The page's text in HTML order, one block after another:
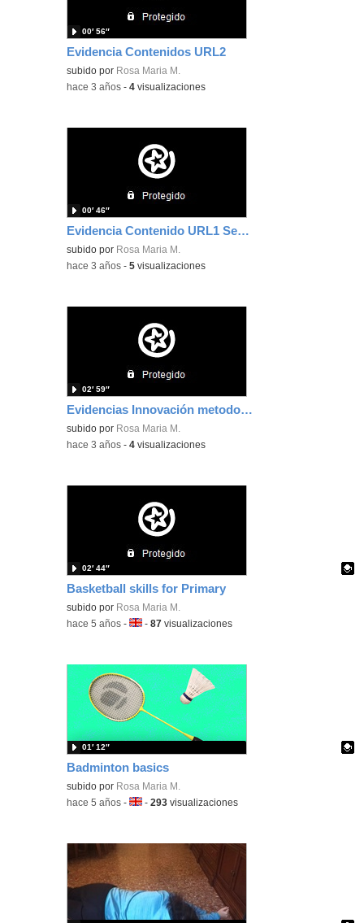
Evidencia Contenidos URL2
subido por Rosa Maria M.
00′ 56″
-hace 3 años -4 visualizaciones
Evidencia Contenido URL1 Secuencia LMS
subido por Rosa Maria M.
00′ 46″
-hace 3 años -5 visualizaciones
Evidencias Innovación metodológica B2
subido por Rosa Maria M.
02′ 59″
-hace 3 años -4 visualizaciones
Basketball skills for Primary
Contenido educativo.
subido por Rosa Maria M.
02′ 44″
-hace 5 años -Idioma:
-87 visualizaciones
Badminton basics
Contenido educativo.
subido por Rosa Maria M.
01′ 12″
-hace 5 años -Idioma:
-293 visualizaciones